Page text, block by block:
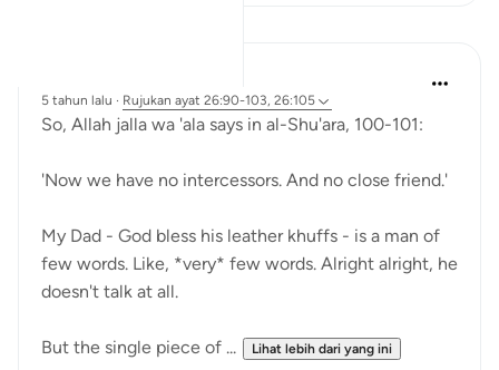
5 tahun lalu · Rujukan ayat 26:90-103, 26:105
So, Allah jalla wa 'ala says in al-Shu'ara, 100-101:
'Now we have no intercessors. And no close friend.'
My Dad - God bless his leather khuffs - is a man of
few words. Like, *very* few words. Alright alright, he
doesn't talk at all.
But the single piece of ... Lihat lebih dari yang ini